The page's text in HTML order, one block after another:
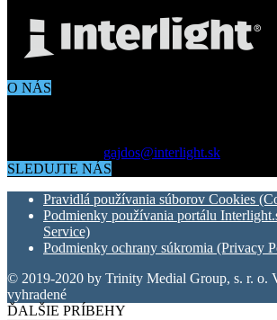
O NÁS
gajdos@interlight.sk
SLEDUJTE NÁS
Pravidlá používania súborov Cookies
Podmienky používania portálu
Service)
Podmienky ochrany súkromia (Privacy
© 2019-2020 by Trinity Medial Group, s. r. o.
vyhradené
ĎALŠIE PRÍBEHY